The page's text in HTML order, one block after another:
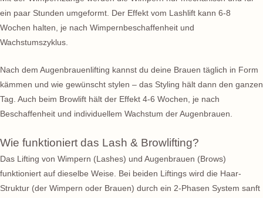
ein paar Stunden umgeformt. Der Effekt vom Lashlift kann 6-8
Wochen halten, je nach Wimpernbeschaffenheit und
Wachstumszyklus.
Nach dem Augenbrauenlifting kannst du deine Brauen täglich in Form
kämmen und wie gewünscht stylen – das Styling hält dann den ganzen
Tag. Auch beim Browlift hält der Effekt 4-6 Wochen, je nach
Beschaffenheit und individuellem Wachstum der Augenbrauen.
Wie funktioniert das Lash & Browlifting?
Das Lifting von Wimpern (Lashes) und Augenbrauen (Brows)
funktioniert auf dieselbe Weise. Bei beiden Liftings wird die Haar-
Struktur (der Wimpern oder Brauen) durch ein 2-Phasen System sanft